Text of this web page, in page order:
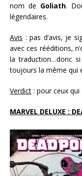
nom de Goliath.
légendaires.
Avis : pas d’avis, je
avec ces rééditions,
la traduction…donc
toujours la même qui
Verdict : pour ceux qui
MARVEL DELUXE :